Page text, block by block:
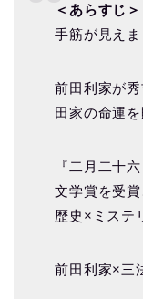
＜あらすじ＞
手筋が見え
前田利家が
田家の命運を
『二月二十
文学賞を受
歴史×ミステ
前田利家×三